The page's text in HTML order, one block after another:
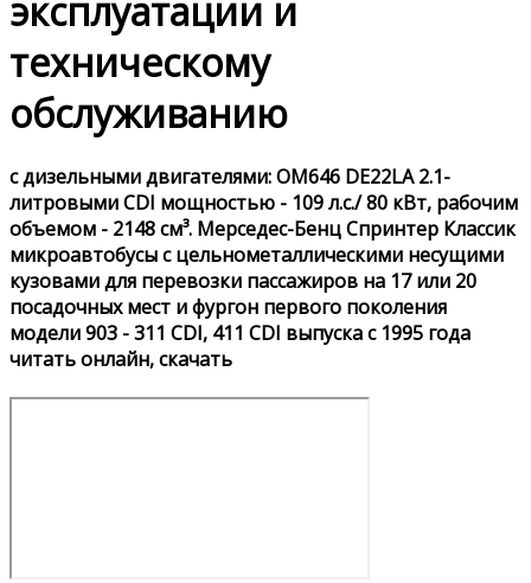
эксплуатации и
техническому
обслуживанию
с дизельными двигателями: OM646 DE22LA 2.1-
литровыми CDI мощностью - 109 л.с./ 80 кВт, рабочим
объемом - 2148 см³. Мерседес-Бенц Спринтер Классик
микроавтобусы с цельнометаллическими несущими
кузовами для перевозки пассажиров на 17 или 20
посадочных мест и фургон первого поколения
модели 903 - 311 CDI, 411 CDI выпуска с 1995 года
читать онлайн, скачать